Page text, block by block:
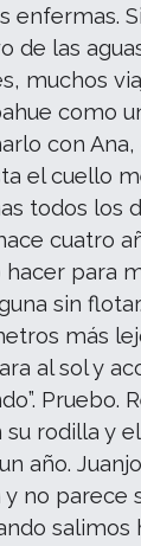
enfermas.
de las
muchos
como
con Ana,
el cuello
todos los
cuatro
hacer para
sin
más
al sol y
Pruebo.
rodilla y
año.
y no parece
salimos